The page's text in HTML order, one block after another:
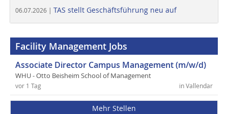
06.07.2026 | TAS stellt Geschäftsführung neu auf
Facility Management Jobs
Associate Director Campus Management (m/w/d)
WHU - Otto Beisheim School of Management
in Vallendar
vor 1 Tag
Mehr Stellen